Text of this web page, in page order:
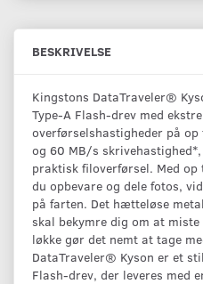
BESKRIVELSE
Kingstons DataTraveler®
Type-A Flash-drev med
overførselshastigheder på
og 60 MB/s
praktisk filoverførsel. Med
du opbevare og dele fotos,
på farten. Det hætteløse
skal bekymre dig om at
løkke gør det nemt at tage
DataTraveler® Kyson er et
Flash-drev, der leveres med